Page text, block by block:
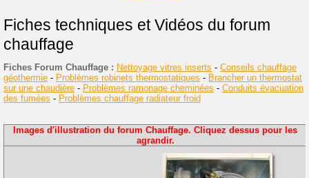
Fiches techniques et Vidéos du forum
chauffage
Fiches Forum Chauffage : Nettoyage vitres inserts - Conseils chauffage
géothermie - Problèmes robinets thermostatiques - Brancher un thermostat
sur une chaudière - Problèmes ramonage cheminées - Conduits évacuation
des fumées - Problèmes chauffage radiateur froid
Images d'illustration du forum Chauffage. Cliquez dessus pour les
agrandir.